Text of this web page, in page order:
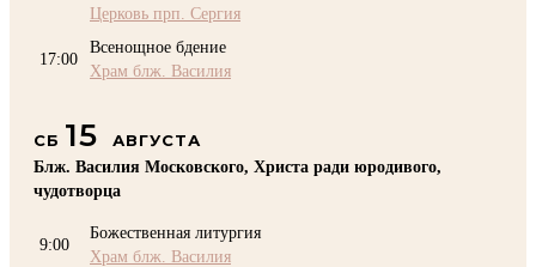
Церковь прп. Сергия
17:00
Всенощное бдение
Храм блж. Василия
СБ 15
АВГУСТА
Блж. Василия Московского, Христа ради юродивого,
чудотворца
9:00
Божественная литургия
Храм блж. Василия